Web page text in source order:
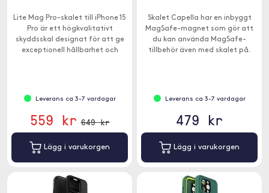
Lite Mag Pro-skalet till iPhone 15
Pro är ett högkvalitativt
skyddsskal designat för att ge
exceptionell hållbarhet och
Leverans ca 3-7 vardagar
559 kr 649 kr
Lägg i varukorgen
Skalet Capella har en inbyggt
MagSafe-magnet som gör att
du kan använda MagSafe-
tillbehör även med skalet på.
Leverans ca 3-7 vardagar
479 kr
Lägg i varukorgen